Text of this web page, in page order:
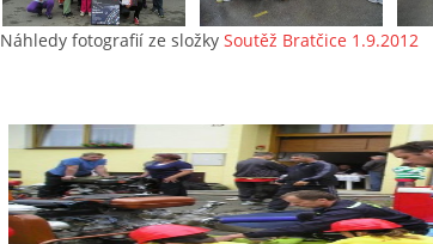
Náhledy fotografií ze složky Soutěž Bratčice 1.9.2012